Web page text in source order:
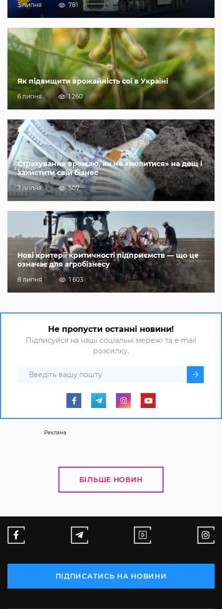
3 липня 781
Як підвищити врожайність сої в Україні
6 липня 1 260
Страхування врожаю, як не «молитися» на дощ і
захистити свій бізнес
7 липня 507
Нові критерії критичності підприємств — що це
означає для агробізнесу
8 липня 1 603
Не пропусти останні новини!
Підписуйся на наші соціальні мережі та e-mail
розсилку.
Реклама
БІЛЬШЕ НОВИН
ПІДПИСАТИСЬ НА НОВИНИ